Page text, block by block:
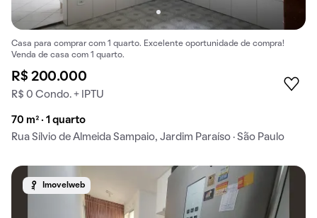
Casa para comprar com 1 quarto. Excelente oportunidade de compra!
Venda de casa com 1 quarto.
R$ 200.000
R$ 0 Condo. + IPTU
70 m² · 1 quarto
Rua Sílvio de Almeida Sampaio, Jardim Paraíso · São Paulo
Imovelweb